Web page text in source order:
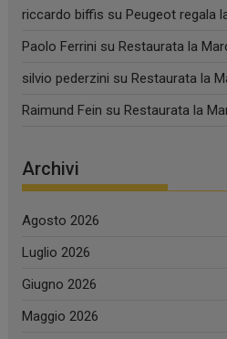
riccardo biffis suPeugeot regala
Paolo Ferrini suRestaurata la
silvio pederzini suRestaurata la
Raimund Fein suRestaurata la
Archivi
Agosto 2026
Luglio 2026
Giugno 2026
Maggio 2026